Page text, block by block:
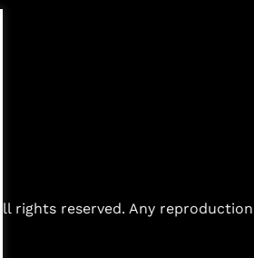
All rights reserved. Any